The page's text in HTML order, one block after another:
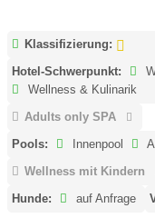
Klassifizierung:
Hotel-Schwerpunkt:
Wellness & Kulinarik
Adults only SPA
Pools:
Innenpool
Wellness mit Kindern
Hunde:
auf Anfrage